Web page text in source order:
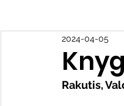
Kraštotyros darbai
Sidabrinės bitės
2024-04-05
Rakutis,